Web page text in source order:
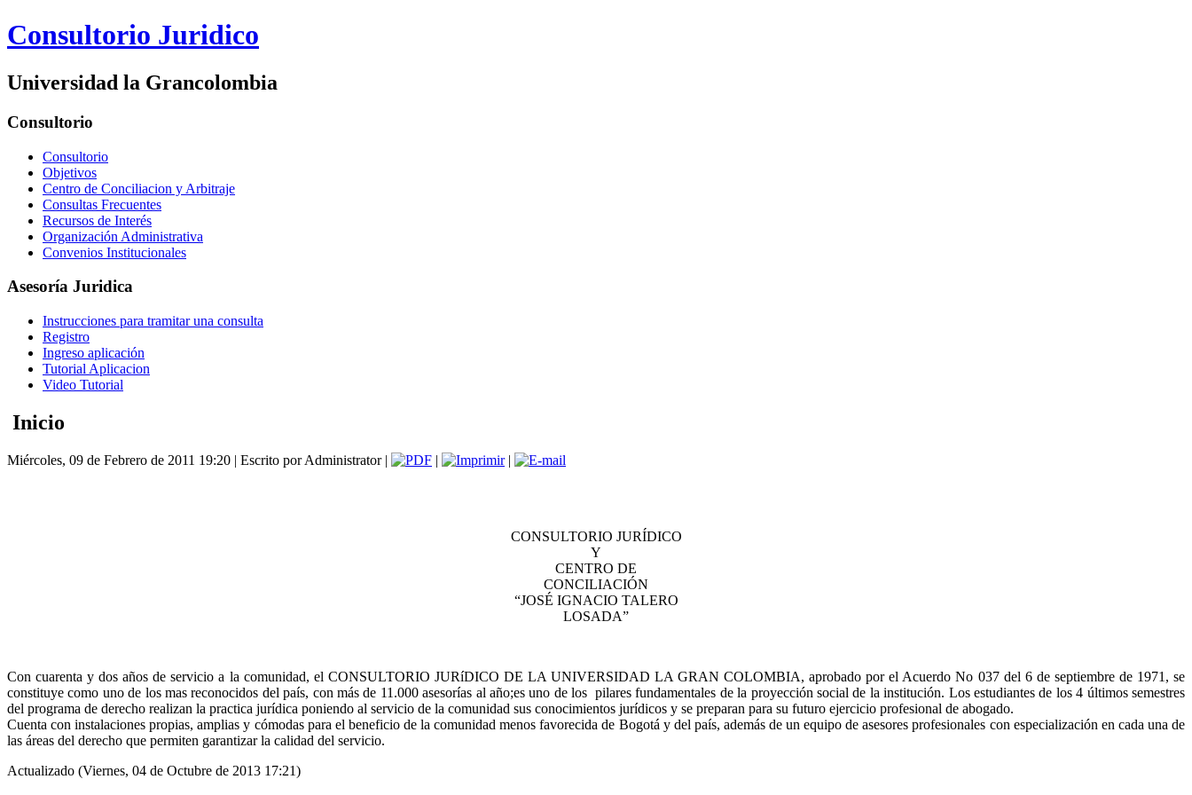
Consultorio Juridico
Universidad la Grancolombia
Consultorio
Consultorio
Objetivos
Centro de Conciliacion y Arbitraje
Consultas Frecuentes
Recursos de Interés
Organización Administrativa
Convenios Institucionales
Asesoría Juridica
Instrucciones para tramitar una consulta
Registro
Ingreso aplicación
Tutorial Aplicacion
Video Tutorial
Inicio
Miércoles, 09 de Febrero de 2011 19:20 | Escrito por Administrator | | |
CONSULTORIO JURÍDICO
Y
CENTRO DE
CONCILIACIÓN
“JOSÉ IGNACIO TALERO
LOSADA”
Con cuarenta y dos años de servicio a la comunidad, el CONSULTORIO JURíDICO DE LA UNIVERSIDAD LA GRAN COLOMBIA, aprobado por el Acuerdo No 037 del 6 de septiembre de 1971, se
constituye como uno de los mas reconocidos del país, con más de 11.000 asesorías al año;es uno de los pilares fundamentales de la proyección social de la institución. Los estudiantes de los 4 últimos semestres
del programa de derecho realizan la practica jurídica poniendo al servicio de la comunidad sus conocimientos jurídicos y se preparan para su futuro ejercicio profesional de abogado.
Cuenta con instalaciones propias, amplias y cómodas para el beneficio de la comunidad menos favorecida de Bogotá y del país, además de un equipo de asesores profesionales con especialización en cada una de
las áreas del derecho que permiten garantizar la calidad del servicio.
Actualizado (Viernes, 04 de Octubre de 2013 17:21)